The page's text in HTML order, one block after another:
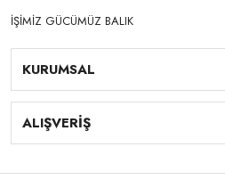
İŞİMİZ GÜCÜMÜZ BALIK
KURUMSAL
ALIŞVERİŞ